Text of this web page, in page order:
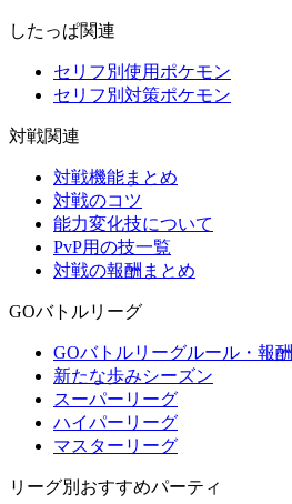
したっぱ関連
セリフ別使用ポケモン
セリフ別対策ポケモン
対戦関連
対戦機能まとめ
対戦のコツ
能力変化技について
PvP用の技一覧
対戦の報酬まとめ
GOバトルリーグ
GOバトルリーグルール・報酬
新たな歩みシーズン
スーパーリーグ
ハイパーリーグ
マスターリーグ
リーグ別おすすめパーティ